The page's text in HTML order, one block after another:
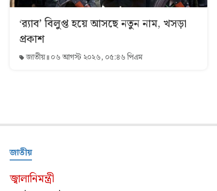
‘র‍্যাব’ বিলুপ্ত হয়ে আসছে নতুন নাম, খসড়া
প্রকাশ
জাতীয় ০৬ আগস্ট ২০২৬, ০৫:৪৬ পিএম
জাতীয়
জ্বালানিমন্ত্রী